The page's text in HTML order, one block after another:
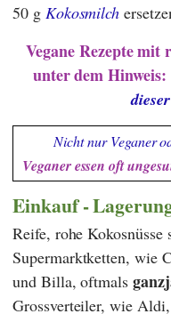
50 g Kokosmilch
Vegane Rezepte
unter dem
Nicht nur Veganer
Veganer essen oft
Einkauf -
Reife, rohe Kokosnüsse
Supermarktketten, wie
undBilla, oftmals
Grossverteiler, wie Aldi,